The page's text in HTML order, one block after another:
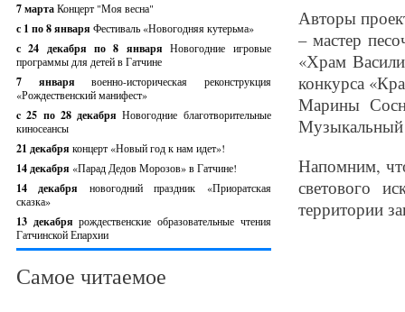
7 мартаКонцерт "Моя весна"
с 1 по 8 января Фестиваль «Новогодняя кутерьма»
с 24 декабря по 8 январяНовогодние игровые
программы для детей в Гатчине
7 январявоенно-историческая реконструкция
«Рождественский манифест»
c 25 по 28 декабряНовогодние благотворительные
киносеансы
21 декабря концерт «Новый год к нам идет»!
14 декабря «Парад Дедов Морозов» в Гатчине!
14 декабря новогодний праздник «Приоратская
сказка»
13 декабрярождественские образовательные чтения
Гатчинской Епархии
Самое читаемое
Авторы
– мастер
«Храм
конкурса
Марины
Музыкальный
Напомним,
светового
территории